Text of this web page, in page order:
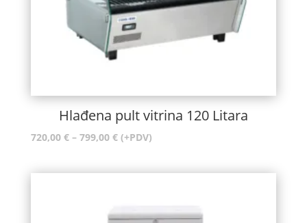
Hlađena pult vitrina 120 Litara
720,00 € – 799,00 €Raspon
799,00 €
(+PDV)